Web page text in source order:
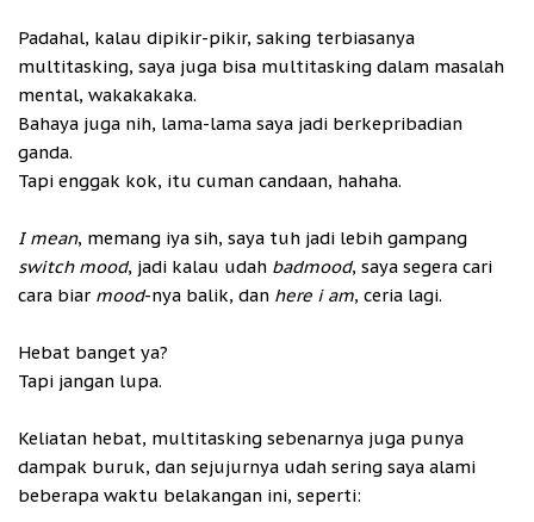
Padahal, kalau dipikir-pikir, saking terbiasanya
multitasking, saya juga bisa multitasking dalam masalah
mental, wakakakaka.
Bahaya juga nih, lama-lama saya jadi berkepribadian
ganda.
Tapi enggak kok, itu cuman candaan, hahaha.
I mean, memang iya sih, saya tuh jadi lebih gampang
switch mood, jadi kalau udah badmood, saya segera cari
cara biar mood-nya balik, dan here i am, ceria lagi.
Hebat banget ya?
Tapi jangan lupa.
Keliatan hebat, multitasking sebenarnya juga punya
dampak buruk, dan sejujurnya udah sering saya alami
beberapa waktu belakangan ini, seperti: